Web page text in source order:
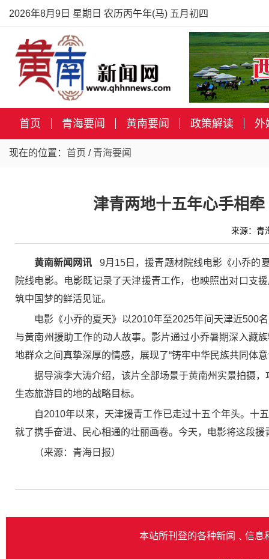
2026年8月9日 星期日 农历丙午年(马) 五月初四
首页 青海要闻 黄南要闻 政策解读 外
现在的位置： 首页 / 青海要闻
津青两地十五年心手相
来源：
黄南新闻网讯
9月15日，援青题材院线电影《小乔的
院线电影。电影既记录了天津援青工作，也映照出对口支
筑中国梦的鲜活见证。
电影《小乔的夏天》以2010年至2025年间天津近500
与黄南州援助工作的动人故事。影片通过小乔暑期深入藏
地群众之间真挚深厚的情感，展现了“铸牢中华民族共同体
据导演李大涛介绍，该片全部场景于黄南州实景拍摄
生态旅游目的地的战略目标。
自2010年以来，天津援青工作已走过十五个年头。十
就了携手奋进、民心相通的壮丽画卷。今天，电影将这段
（来源：青海日报）
本站所刊登的各种新闻﹑信息